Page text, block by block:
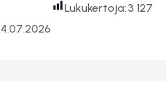
Lukukertoja: 3 127